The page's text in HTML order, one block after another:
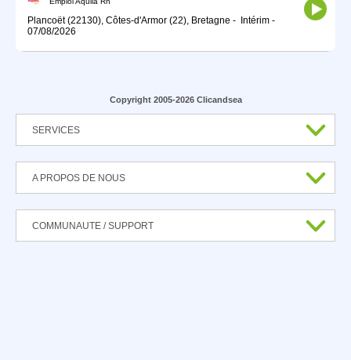
Plancoët (22130), Côtes-d'Armor (22), Bretagne - Intérim -
07/08/2026
Copyright 2005-2026 Clicandsea
SERVICES
A PROPOS DE NOUS
COMMUNAUTE / SUPPORT